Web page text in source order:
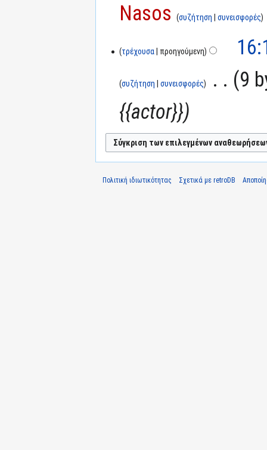
Nasos
συζήτηση συνεισφορές
τρέχουσα προηγούμενη
συζήτηση συνεισφορές
9
{{actor}}
Πολιτική ιδιωτικότητας Σχετικά με retroDB